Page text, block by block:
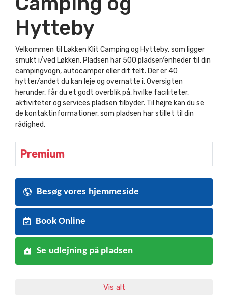
Hytteby
Velkommen til Løkken Klit Camping og Hytteby, som ligger
smukt i/ved Løkken. Pladsen har 500 pladser/enheder til din
campingvogn, autocamper eller dit telt. Der er 40
hytter/andet du kan leje og overnatte i. Oversigten
herunder, får du et godt overblik på, hvilke faciliteter,
aktiviteter og services pladsen tilbyder. Til højre kan du se
de kontaktinformationer, som pladsen har stillet til din
rådighed.
Premium
Besøg vores hjemmeside
Book Online
Se udlejning på pladsen
Vis alt